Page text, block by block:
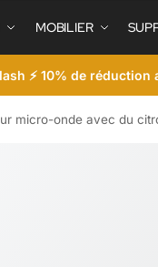
MOBILIER
⚡ 10% de réduction
micro-onde avec du